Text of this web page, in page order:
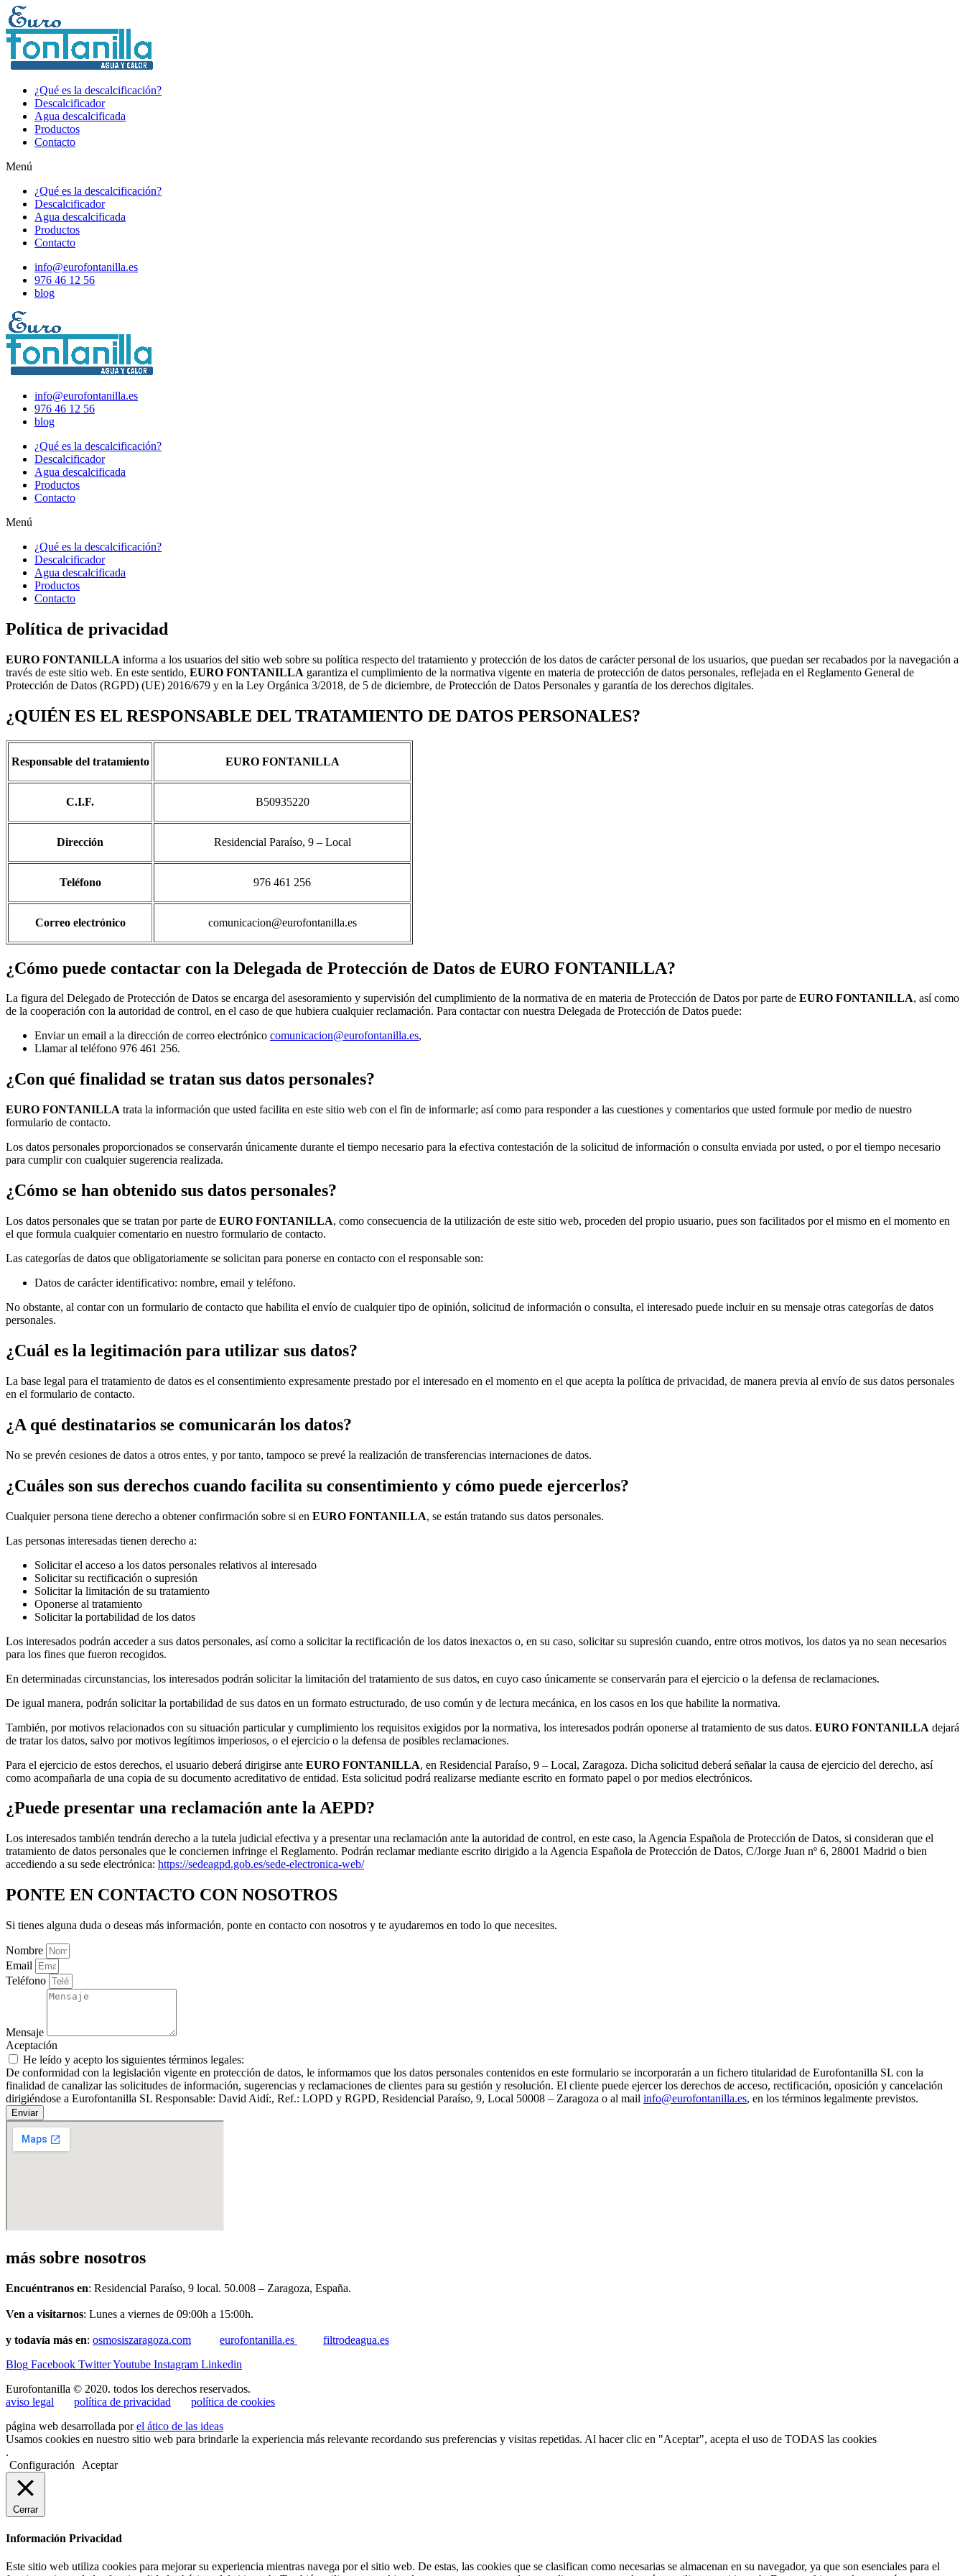
¿Qué es la descalcificación?
Descalcificador
Agua descalcificada
Productos
Contacto
Menú
¿Qué es la descalcificación?
Descalcificador
Agua descalcificada
Productos
Contacto
info@eurofontanilla.es
976 46 12 56
blog
info@eurofontanilla.es
976 46 12 56
blog
¿Qué es la descalcificación?
Descalcificador
Agua descalcificada
Productos
Contacto
Menú
¿Qué es la descalcificación?
Descalcificador
Agua descalcificada
Productos
Contacto
Política de privacidad
EURO FONTANILLA informa a los usuarios del sitio web sobre su política respecto del tratamiento y protección de los datos de carácter personal de los usuarios, que puedan ser recabados por la navegación a
través de este sitio web. En este sentido, EURO FONTANILLA garantiza el cumplimiento de la normativa vigente en materia de protección de datos personales, reflejada en el Reglamento General de
Protección de Datos (RGPD) (UE) 2016/679 y en la Ley Orgánica 3/2018, de 5 de diciembre, de Protección de Datos Personales y garantía de los derechos digitales.
¿QUIÉN ES EL RESPONSABLE DEL TRATAMIENTO DE DATOS PERSONALES?
Responsable del tratamiento EURO FONTANILLA
C.I.F. B50935220
Dirección Residencial Paraíso, 9 – Local
Teléfono 976 461 256
Correo electrónico comunicacion@eurofontanilla.es
¿Cómo puede contactar con la Delegada de Protección de Datos de EURO FONTANILLA?
La figura del Delegado de Protección de Datos se encarga del asesoramiento y supervisión del cumplimiento de la normativa de en materia de Protección de Datos por parte de EURO FONTANILLA, así como
de la cooperación con la autoridad de control, en el caso de que hubiera cualquier reclamación. Para contactar con nuestra Delegada de Protección de Datos puede:
Enviar un email a la dirección de correo electrónico comunicacion@eurofontanilla.es,
Llamar al teléfono 976 461 256.
¿Con qué finalidad se tratan sus datos personales?
EURO FONTANILLA trata la información que usted facilita en este sitio web con el fin de informarle; así como para responder a las cuestiones y comentarios que usted formule por medio de nuestro
formulario de contacto.
Los datos personales proporcionados se conservarán únicamente durante el tiempo necesario para la efectiva contestación de la solicitud de información o consulta enviada por usted, o por el tiempo necesario
para cumplir con cualquier sugerencia realizada.
¿Cómo se han obtenido sus datos personales?
Los datos personales que se tratan por parte de EURO FONTANILLA, como consecuencia de la utilización de este sitio web, proceden del propio usuario, pues son facilitados por el mismo en el momento en
el que formula cualquier comentario en nuestro formulario de contacto.
Las categorías de datos que obligatoriamente se solicitan para ponerse en contacto con el responsable son:
Datos de carácter identificativo: nombre, email y teléfono.
No obstante, al contar con un formulario de contacto que habilita el envío de cualquier tipo de opinión, solicitud de información o consulta, el interesado puede incluir en su mensaje otras categorías de datos
personales.
¿Cuál es la legitimación para utilizar sus datos?
La base legal para el tratamiento de datos es el consentimiento expresamente prestado por el interesado en el momento en el que acepta la política de privacidad, de manera previa al envío de sus datos personales
en el formulario de contacto.
¿A qué destinatarios se comunicarán los datos?
No se prevén cesiones de datos a otros entes, y por tanto, tampoco se prevé la realización de transferencias internaciones de datos.
¿Cuáles son sus derechos cuando facilita su consentimiento y cómo puede ejercerlos?
Cualquier persona tiene derecho a obtener confirmación sobre si en EURO FONTANILLA, se están tratando sus datos personales.
Las personas interesadas tienen derecho a:
Solicitar el acceso a los datos personales relativos al interesado
Solicitar su rectificación o supresión
Solicitar la limitación de su tratamiento
Oponerse al tratamiento
Solicitar la portabilidad de los datos
Los interesados podrán acceder a sus datos personales, así como a solicitar la rectificación de los datos inexactos o, en su caso, solicitar su supresión cuando, entre otros motivos, los datos ya no sean necesarios
para los fines que fueron recogidos.
En determinadas circunstancias, los interesados podrán solicitar la limitación del tratamiento de sus datos, en cuyo caso únicamente se conservarán para el ejercicio o la defensa de reclamaciones.
De igual manera, podrán solicitar la portabilidad de sus datos en un formato estructurado, de uso común y de lectura mecánica, en los casos en los que habilite la normativa.
También, por motivos relacionados con su situación particular y cumplimiento los requisitos exigidos por la normativa, los interesados podrán oponerse al tratamiento de sus datos. EURO FONTANILLA dejará
de tratar los datos, salvo por motivos legítimos imperiosos, o el ejercicio o la defensa de posibles reclamaciones.
Para el ejercicio de estos derechos, el usuario deberá dirigirse ante EURO FONTANILLA, en Residencial Paraíso, 9 – Local, Zaragoza. Dicha solicitud deberá señalar la causa de ejercicio del derecho, así
como acompañarla de una copia de su documento acreditativo de entidad. Esta solicitud podrá realizarse mediante escrito en formato papel o por medios electrónicos.
¿Puede presentar una reclamación ante la AEPD?
Los interesados también tendrán derecho a la tutela judicial efectiva y a presentar una reclamación ante la autoridad de control, en este caso, la Agencia Española de Protección de Datos, si consideran que el
tratamiento de datos personales que le conciernen infringe el Reglamento. Podrán reclamar mediante escrito dirigido a la Agencia Española de Protección de Datos, C/Jorge Juan nº 6, 28001 Madrid o bien
accediendo a su sede electrónica: https://sedeagpd.gob.es/sede-electronica-web/
PONTE EN CONTACTO CON NOSOTROS
Si tienes alguna duda o deseas más información, ponte en contacto con nosotros y te ayudaremos en todo lo que necesites.
Nombre
Email
Teléfono
Mensaje
Aceptación
He leído y acepto los siguientes términos legales:
De conformidad con la legislación vigente en protección de datos, le informamos que los datos personales contenidos en este formulario se incorporarán a un fichero titularidad de Eurofontanilla SL con la
finalidad de canalizar las solicitudes de información, sugerencias y reclamaciones de clientes para su gestión y resolución. El cliente puede ejercer los derechos de acceso, rectificación, oposición y cancelación
dirigiéndose a Eurofontanilla SL Responsable: David Aidí:, Ref.: LOPD y RGPD, Residencial Paraíso, 9, Local 50008 – Zaragoza o al mail info@eurofontanilla.es, en los términos legalmente previstos.
Enviar
más sobre nosotros
Encuéntranos en: Residencial Paraíso, 9 local. 50.008 – Zaragoza, España.
Ven a visitarnos: Lunes a viernes de 09:00h a 15:00h.
y todavía más en: osmosiszaragoza.com eurofontanilla.es
filtrodeagua.es
Blog Facebook TwitterYoutube Instagram Linkedin
Eurofontanilla © 2020. todos los derechos reservados.
aviso legal
política de privacidad
política de cookies
página web desarrollada porel ático de las ideas
Usamos cookies en nuestro sitio web para brindarle la experiencia más relevante recordando sus preferencias y visitas repetidas. Al hacer clic en "Aceptar", acepta el uso de TODAS las cookies
.
Configuración
Aceptar
Cerrar
Información Privacidad
Este sitio web utiliza cookies para mejorar su experiencia mientras navega por el sitio web. De estas, las cookies que se clasifican como necesarias se almacenan en su navegador, ya que son esenciales para el